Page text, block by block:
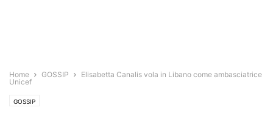
Home GOSSIP
Elisabetta Canalis vola in Libano come ambasciatrice
Unicef
GOSSIP